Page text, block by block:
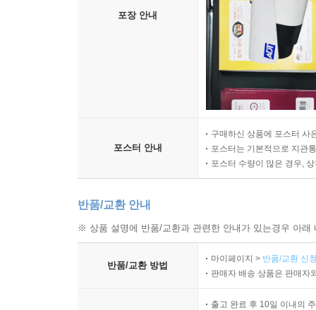
포장 안내
포스터 안내
구매하신 상품에 포스터 사
포스터는 기본적으로 지관
포스터 수량이 많은 경우,
반품/교환 안내
※ 상품 설명에 반품/교환과 관련한 안내가 있는경우 아
반품/교환 방법
마이페이지 > 반품/교환 신
판매자 배송 상품은 판매자
출고 완료 후 10일 이내의